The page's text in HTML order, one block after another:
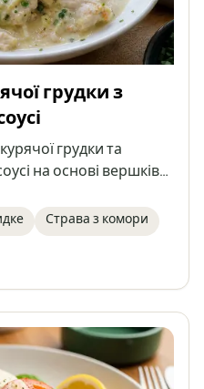
грудки з
грудки та
на основі вершків
з рисом, макаронами
Страва з комори